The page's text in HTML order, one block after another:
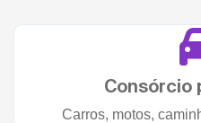
Consórcio
Carros, motos,